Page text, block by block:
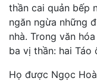
thần cai quản bếp
ngăn ngừa những
nhà. Trong văn
ba vị thần: hai Táo
Họ được Ngọc